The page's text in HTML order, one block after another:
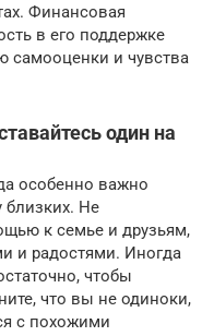
Финансовая
в его поддержке
самооценки и чувства
один на
особенно важно
близких. Не
к семье и друзьям,
и радостями. Иногда
чтобы
что вы не одиноки,
с похожими